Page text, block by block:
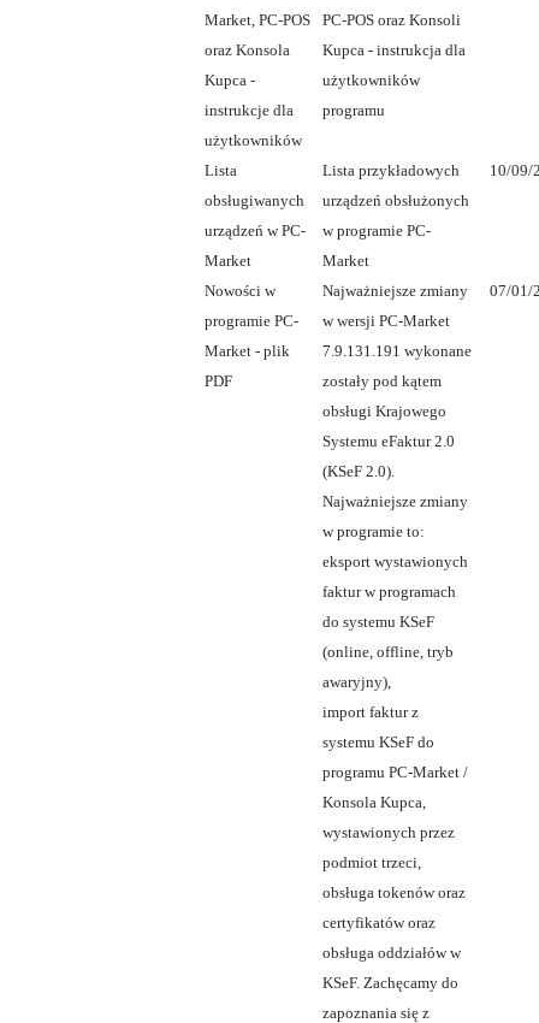
Market, PC-POS
oraz Konsola
Kupca -
instrukcje dla
użytkowników
PC-POS oraz Konsoli
Kupca - instrukcja dla
użytkowników
programu
Lista
obsługiwanych
urządzeń w PC-
Market
Lista przykładowych
urządzeń obsłużonych
w programie PC-
Market
10/09/
Nowości w
programie PC-
Market - plik
PDF
Najważniejsze zmiany
w wersji PC-Market
7.9.131.191 wykonane
zostały pod kątem
obsługi Krajowego
Systemu eFaktur 2.0
(KSeF 2.0).
Najważniejsze zmiany
w programie to:
eksport wystawionych
faktur w programach
do systemu KSeF
(online, offline, tryb
awaryjny),
import faktur z
systemu KSeF do
programu PC-Market /
Konsola Kupca,
wystawionych przez
podmiot trzeci,
obsługa tokenów oraz
certyfikatów oraz
obsługa oddziałów w
KSeF. Zachęcamy do
zapoznania się z
07/01/